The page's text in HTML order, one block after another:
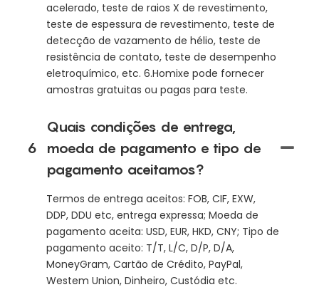
acelerado, teste de raios X de revestimento,
teste de espessura de revestimento, teste de
detecção de vazamento de hélio, teste de
resistência de contato, teste de desempenho
eletroquímico, etc. 6.Homixe pode fornecer
amostras gratuitas ou pagas para teste.
6
Quais condições de entrega,
moeda de pagamento e tipo de
pagamento aceitamos?
Termos de entrega aceitos: FOB, CIF, EXW,
DDP, DDU etc, entrega expressa; Moeda de
pagamento aceita: USD, EUR, HKD, CNY; Tipo de
pagamento aceito: T/T, L/C, D/P, D/A,
MoneyGram, Cartão de Crédito, PayPal,
Westem Union, Dinheiro, Custódia etc.